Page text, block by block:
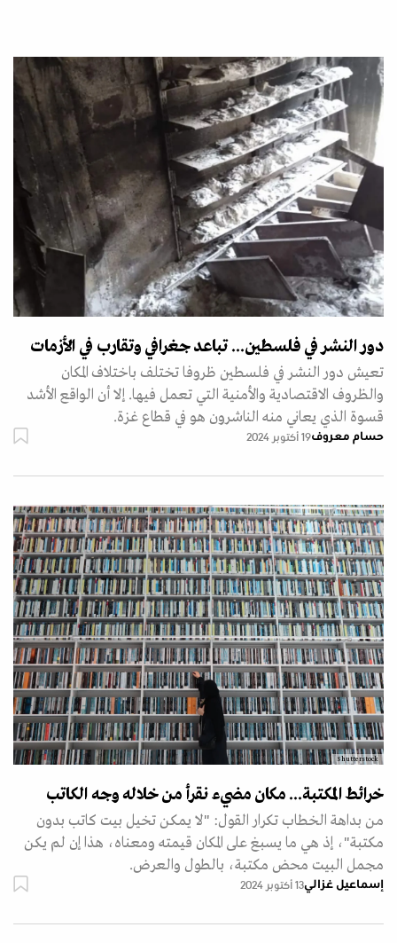
دور النشر في فلسطين... تباعد جغرافي وتقارب في الأزمات
تعيش دور النشر في فلسطين ظروفا تختلف باختلاف المكان
والظروف الاقتصادية والأمنية التي تعمل فيها. إلا أن الواقع الأشد
قسوة الذي يعاني منه الناشرون هو في قطاع غزة.
حسام معروف19 أكتوبر 2024
Shutterstock
خرائط المكتبة... مكان مضيء نقرأ من خلاله وجه الكاتب
من بداهة الخطاب تكرار القول: "لا يمكن تخيل بيت كاتب بدون
مكتبة"، إذ هي ما يسبغ على المكان قيمته ومعناه، هذا إن لم يكن
مجمل البيت محض مكتبة، بالطول والعرض.
إسماعيل غزالي13 أكتوبر 2024